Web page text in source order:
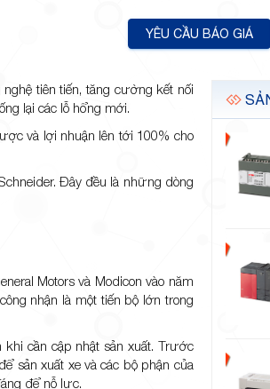
YÊU CẦU BÁO GIÁ
tiên tiến, tăng cường kết nối
lại các lỗ hổng mới.
và lợi nhuận lên tới 100% cho
Đây đều là những dòng
Motors và Modicon vào năm
nhận là một tiến bộ lớn trong
cần cập nhật sản xuất. Trước
sản xuất xe và các bộ phận của
để nỗ lực.